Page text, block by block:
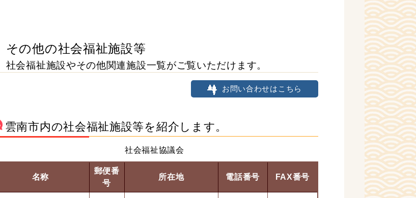
その他の社会福祉施設等
社会福祉施設やその他関連施設一覧がご覧いただけます。
お問い合わせはこちら
雲南市内の社会福祉施設等を紹介します。
社会福祉協議会
名称
郵便番
号
所在地 電話番号 FAX番号